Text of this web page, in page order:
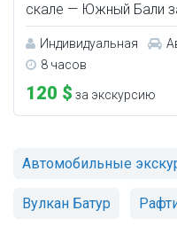
скале — Южный Бали
Индивидуальная
8 часов
120 $ за экскурсию
Автомобильные
Вулкан Батур